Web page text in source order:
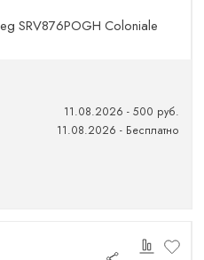
SRV876POGH Coloniale
11.08.2026 - 500 руб.
11.08.2026 - Бесплатно